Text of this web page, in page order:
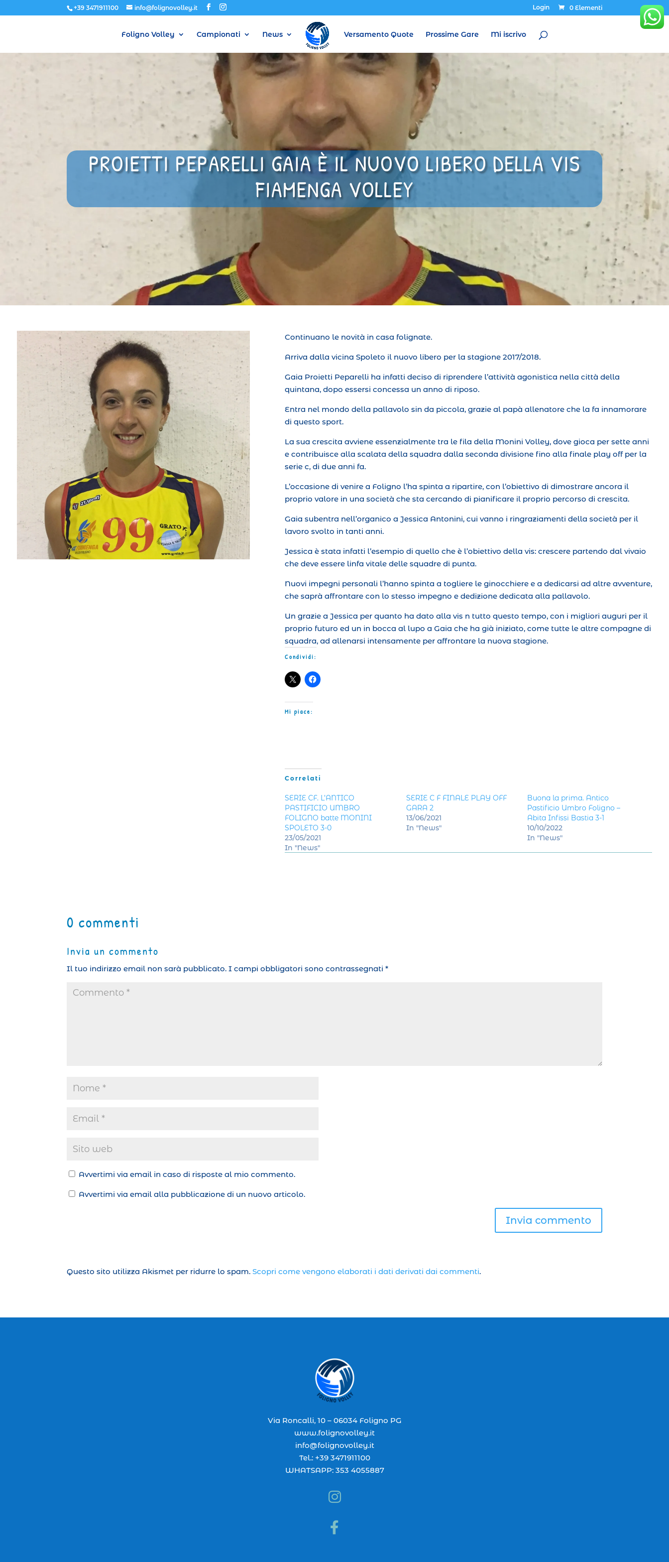
+39 3471911100 info@folignovolley.it Login 0 Elementi
Foligno Volley Campionati News Versamento Quote Prossime Gare Mi iscrivo
PROIETTI PEPARELLI GAIA È IL NUOVO LIBERO DELLA VIS
FIAMENGA VOLLEY
Continuano le novità in casa folignate.
Arriva dalla vicina Spoleto il nuovo libero per la stagione 2017/2018.
Gaia Proietti Peparelli ha infatti deciso di riprendere l’attività agonistica nella città della
quintana, dopo essersi concessa un anno di riposo.
Entra nel mondo della pallavolo sin da piccola, grazie al papà allenatore che la fa innamorare
di questo sport.
La sua crescita avviene essenzialmente tra le fila della Monini Volley, dove gioca per sette anni
e contribuisce alla scalata della squadra dalla seconda divisione fino alla finale play off per la
serie c, di due anni fa.
L’occasione di venire a Foligno l’ha spinta a ripartire, con l’obiettivo di dimostrare ancora il
proprio valore in una società che sta cercando di pianificare il proprio percorso di crescita.
Gaia subentra nell’organico a Jessica Antonini, cui vanno i ringraziamenti della società per il
lavoro svolto in tanti anni.
Jessica è stata infatti l’esempio di quello che è l’obiettivo della vis: crescere partendo dal vivaio
che deve essere linfa vitale delle squadre di punta.
Nuovi impegni personali l’hanno spinta a togliere le ginocchiere e a dedicarsi ad altre avventure,
che saprà affrontare con lo stesso impegno e dedizione dedicata alla pallavolo.
Un grazie a Jessica per quanto ha dato alla vis n tutto questo tempo, con i migliori auguri per il
proprio futuro ed un in bocca al lupo a Gaia che ha già iniziato, come tutte le altre compagne di
squadra, ad allenarsi intensamente per affrontare la nuova stagione.
Condividi:
Mi piace:
Correlati
SERIE CF. L’ANTICO
PASTIFICIO UMBRO
FOLIGNO batte MONINI
SPOLETO 3-0
23/05/2021
In "News"
SERIE C F FINALE PLAY OFF
GARA 2
13/06/2021
In "News"
Buona la prima. Antico
Pastificio Umbro Foligno –
Abita Infissi Bastia 3-1
10/10/2022
In "News"
0 commenti
Invia un commento
Il tuo indirizzo email non sarà pubblicato. I campi obbligatori sono contrassegnati*
Avvertimi via email in caso di risposte al mio commento.
Avvertimi via email alla pubblicazione di un nuovo articolo.
Invia commento
Questo sito utilizza Akismet per ridurre lo spam.Scopri come vengono elaborati i dati derivati dai commenti.
Via Roncalli, 10 – 06034 Foligno PG
www.folignovolley.it
info@folignovolley.it
Tel.: +39 3471911100
WHATSAPP: 353 4055887

